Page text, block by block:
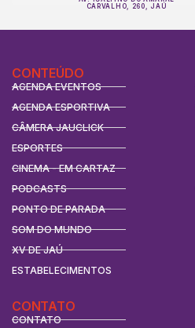
CARVALHO, 260, JAÚ
CONTEÚDO
AGENDA EVENTOS
AGENDA ESPORTIVA
CÂMERA JAUCLICK
ESPORTES
CINEMA - EM CARTAZ
PODCASTS
PONTO DE PARADA
SOM DO MUNDO
XV DE JAÚ
ESTABELECIMENTOS
CONTATO
CONTATO